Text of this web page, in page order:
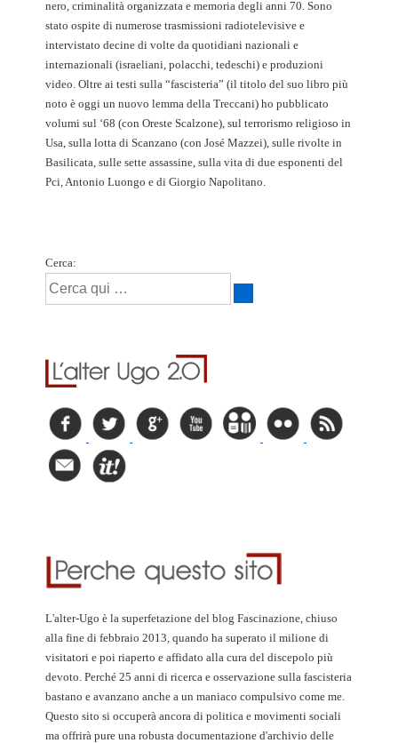
nero, criminalità organizzata e memoria degli anni 70. Sono
stato ospite di numerose trasmissioni radiotelevisive e
intervistato decine di volte da quotidiani nazionali e
internazionali (israeliani, polacchi, tedeschi) e produzioni
video. Oltre ai testi sulla “fascisteria” (il titolo del suo libro più
noto è oggi un nuovo lemma della Treccani) ho pubblicato
volumi sul ‘68 (con Oreste Scalzone), sul terrorismo religioso in
Usa, sulla lotta di Scanzano (con José Mazzei), sulle rivolte in
Basilicata, sulle sette assassine, sulla vita di due esponenti del
Pci, Antonio Luongo e di Giorgio Napolitano.
Cerca:
L'alter-Ugo è la superfetazione del blog Fascinazione, chiuso
alla fine di febbraio 2013, quando ha superato il milione di
visitatori e poi riaperto e affidato alla cura del discepolo più
devoto. Perché 25 anni di ricerca e osservazione sulla fascisteria
bastano e avanzano anche a un maniaco compulsivo come me.
Questo sito si occuperà ancora di politica e movimenti sociali
ma offrirà pure una robusta documentazione d'archivio delle